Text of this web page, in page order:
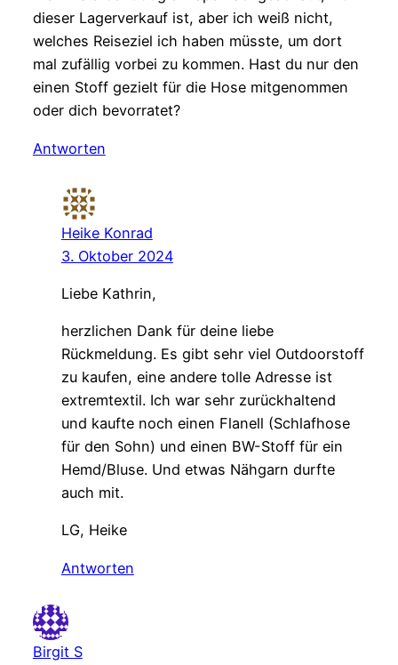
dieser Lagerverkauf ist, aber ich weiß nicht,
welches Reiseziel ich haben müsste, um dort
mal zufällig vorbei zu kommen. Hast du nur den
einen Stoff gezielt für die Hose mitgenommen
oder dich bevorratet?
Antworten
Heike Konrad
3. Oktober 2024
Liebe Kathrin,
herzlichen Dank für deine liebe
Rückmeldung. Es gibt sehr viel Outdoorstoff
zu kaufen, eine andere tolle Adresse ist
extremtextil. Ich war sehr zurückhaltend
und kaufte noch einen Flanell (Schlafhose
für den Sohn) und einen BW-Stoff für ein
Hemd/Bluse. Und etwas Nähgarn durfte
auch mit.
LG, Heike
Antworten
Birgit S